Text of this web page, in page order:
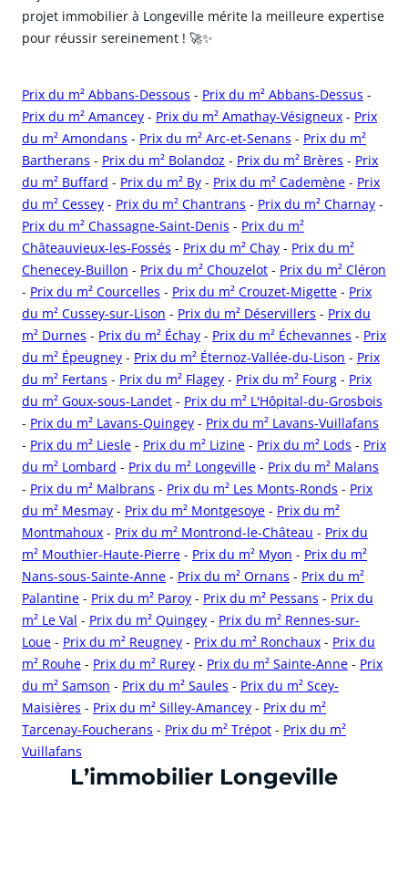
projet immobilier à Longeville mérite la meilleure expertise
pour réussir sereinement ! 🚀✨
Prix du m² Abbans-Dessous - Prix du m² Abbans-Dessus -
Prix du m² Amancey - Prix du m² Amathay-Vésigneux - Prix
du m² Amondans - Prix du m² Arc-et-Senans - Prix du m²
Bartherans - Prix du m² Bolandoz - Prix du m² Brères - Prix
du m² Buffard - Prix du m² By - Prix du m² Cademène - Prix
du m² Cessey - Prix du m² Chantrans - Prix du m² Charnay -
Prix du m² Chassagne-Saint-Denis - Prix du m²
Châteauvieux-les-Fossés - Prix du m² Chay - Prix du m²
Chenecey-Buillon - Prix du m² Chouzelot - Prix du m² Cléron
- Prix du m² Courcelles - Prix du m² Crouzet-Migette - Prix
du m² Cussey-sur-Lison - Prix du m² Déservillers - Prix du
m² Durnes - Prix du m² Échay - Prix du m² Échevannes - Prix
du m² Épeugney - Prix du m² Éternoz-Vallée-du-Lison - Prix
du m² Fertans - Prix du m² Flagey - Prix du m² Fourg - Prix
du m² Goux-sous-Landet - Prix du m² L'Hôpital-du-Grosbois
- Prix du m² Lavans-Quingey - Prix du m² Lavans-Vuillafans
- Prix du m² Liesle - Prix du m² Lizine - Prix du m² Lods - Prix
du m² Lombard - Prix du m² Longeville - Prix du m² Malans
- Prix du m² Malbrans - Prix du m² Les Monts-Ronds - Prix
du m² Mesmay - Prix du m² Montgesoye - Prix du m²
Montmahoux - Prix du m² Montrond-le-Château - Prix du
m² Mouthier-Haute-Pierre - Prix du m² Myon - Prix du m²
Nans-sous-Sainte-Anne - Prix du m² Ornans - Prix du m²
Palantine - Prix du m² Paroy - Prix du m² Pessans - Prix du
m² Le Val - Prix du m² Quingey - Prix du m² Rennes-sur-
Loue - Prix du m² Reugney - Prix du m² Ronchaux - Prix du
m² Rouhe - Prix du m² Rurey - Prix du m² Sainte-Anne - Prix
du m² Samson - Prix du m² Saules - Prix du m² Scey-
Maisières - Prix du m² Silley-Amancey - Prix du m²
Tarcenay-Foucherans - Prix du m² Trépot - Prix du m²
Vuillafans
cliquer pour afficher plus du text
L’immobilier Longeville